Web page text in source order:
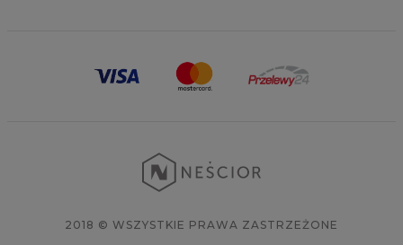
2018 © WSZYSTKIE PRAWA ZASTRZEŻONE